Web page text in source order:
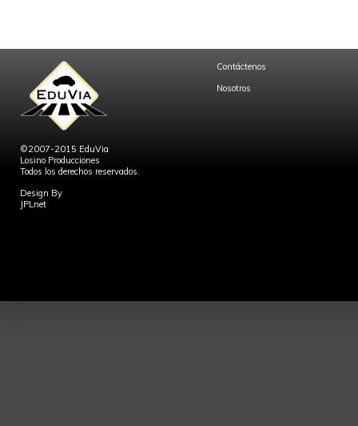
©2007-2015 EduVia
Losino Producciones
Todos los derechos reservados.
Design By
JPLnet
Contáctenos
Nosotros